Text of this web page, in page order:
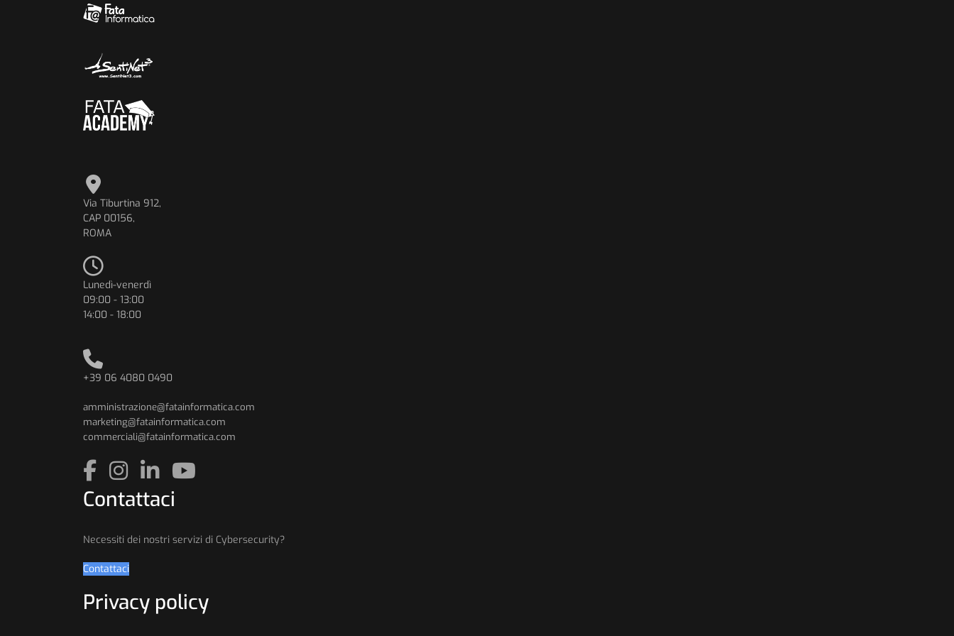
Via Tiburtina 912,
CAP 00156,
ROMA
Lunedì-venerdì
09:00 - 13:00
14:00 - 18:00
+39 06 4080 0490
amministrazione@fatainformatica.com
marketing@fatainformatica.com
commerciali@fatainformatica.com
Contattaci
Necessiti dei nostri servizi di Cybersecurity?
Contattaci
Privacy policy